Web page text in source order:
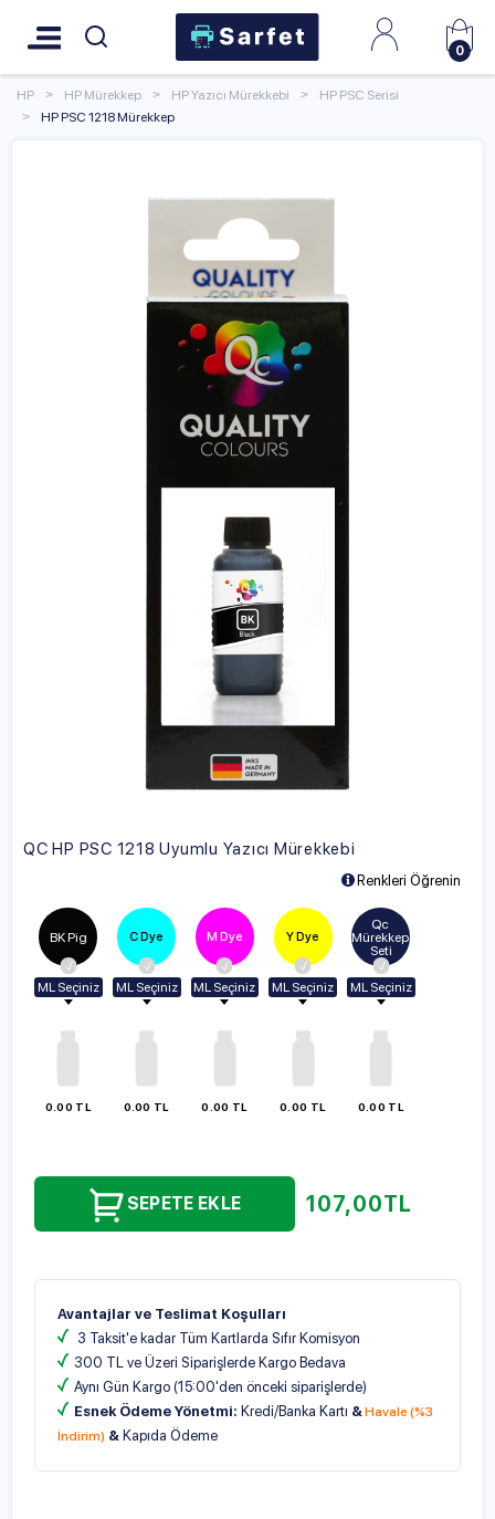
0
HP HP Mürekkep HP Yazıcı Mürekkebi
HP PSC Serisi
HP PSC 1218 Mürekkep
QC HP PSC 1218 Uyumlu Yazıcı Mürekkebi
Renkleri Öğrenin
BK Pig
ML Seçiniz
100ml
250ml
0.00 TL
C Dye
ML Seçiniz
100ml
250ml
0.00 TL
M Dye
ML Seçiniz
100ml
250ml
0.00 TL
Y Dye
ML Seçiniz
100ml
250ml
0.00 TL
Qc
Mürekkep
Seti
ML Seçiniz
100ml
250ml
0.00 TL
SEPETE EKLE 107,00TL
Avantajlar ve Teslimat Koşulları
3 Taksit'e kadar Tüm Kartlarda Sıfır Komisyon
300 TL ve Üzeri Siparişlerde Kargo Bedava
Aynı Gün Kargo (15:00'den önceki siparişlerde)
Esnek Ödeme Yönetmi: Kredi/Banka Kartı &Havale (%3
İndirim) & Kapıda Ödeme